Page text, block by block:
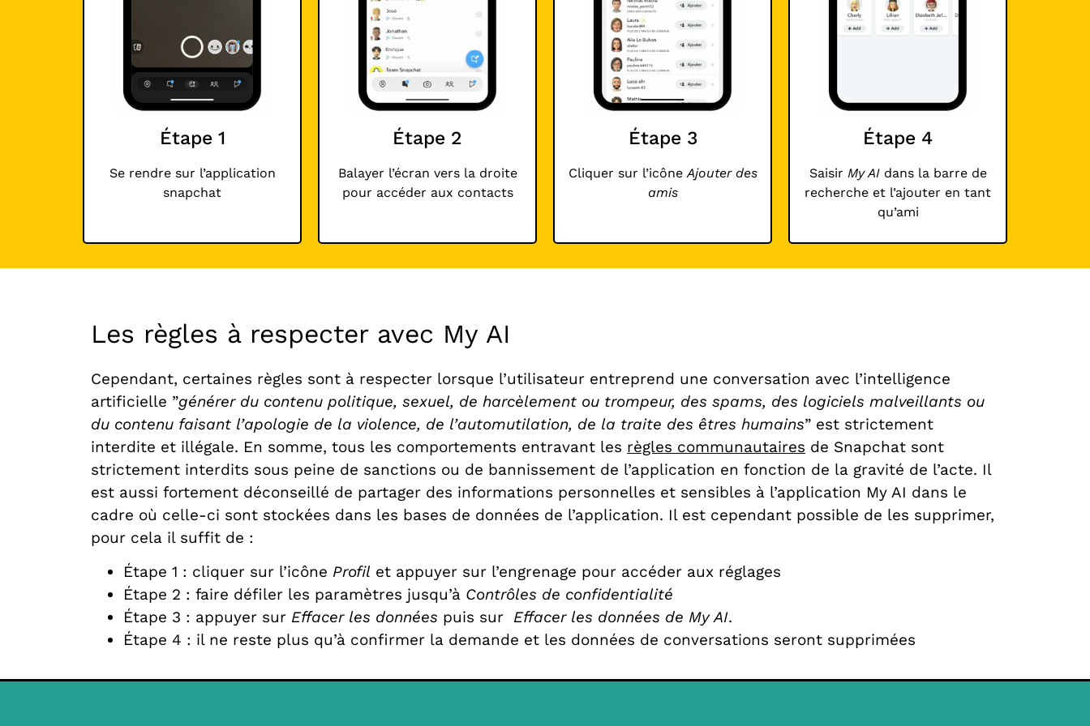
Étape 1
Se rendre sur l’application
snapchat
Étape 2
Balayer l’écran vers la droite
pour accéder aux contacts
Étape 3
Cliquer sur l’icôneAjouter des
amis
Étape 4
Saisir My AIdans la barre de
recherche et l’ajouter en tant
qu’ami
Les règles à respecter avec My AI
Cependant, certaines règles sont à respecter lorsque l’utilisateur entreprend une conversation avec l’intelligence
artificielle ”générer du contenu politique, sexuel, de harcèlement ou trompeur, des spams, des logiciels malveillants ou
du contenu faisant l’apologie de la violence, de l’automutilation, de la traite des êtres humains” est strictement
interdite et illégale. En somme, tous les comportements entravant les règles communautaires de Snapchat sont
strictement interdits sous peine de sanctions ou de bannissement de l’application en fonction de la gravité de l’acte. Il
est aussi fortement déconseillé de partager des informations personnelles et sensibles à l’application My AI dans le
cadre où celle-ci sont stockées dans les bases de données de l’application. Il est cependant possible de les supprimer,
pour cela il suffit de :
Étape 1 : cliquer sur l’icône Profil et appuyer sur l’engrenage pour accéder aux réglages
Étape 2 : faire défiler les paramètres jusqu’à Contrôles de confidentialité
Étape 3 : appuyer sur Effacer les données puis sur Effacer les données de My AI.
Étape 4 : il ne reste plus qu’à confirmer la demande et les données de conversations seront supprimées